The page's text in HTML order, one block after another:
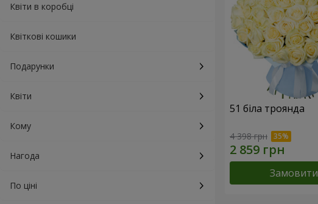
Квіти в коробці
Квіткові кошики
Подарунки
Квіти
Кому
Нагода
По ціні
51 біла троянда
4 398 грн
Замовити